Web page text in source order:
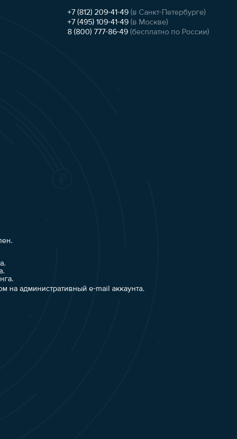
+7 (812) 209-41-49 (в Санкт-Петербурге)
+7 (495) 109-41-49 (в Москве)
8 (800) 777-86-49 (бесплатно по России)
на административный e-mail аккаунта.